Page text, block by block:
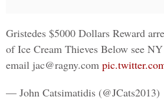
Gristedes $5000 Dollars Reward
of Ice Cream Thieves Below see
email jac@ragny.com
— John Catsimatidis (@JCats2013)